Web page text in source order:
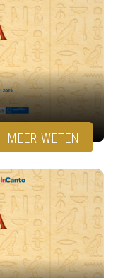
MEER WETEN